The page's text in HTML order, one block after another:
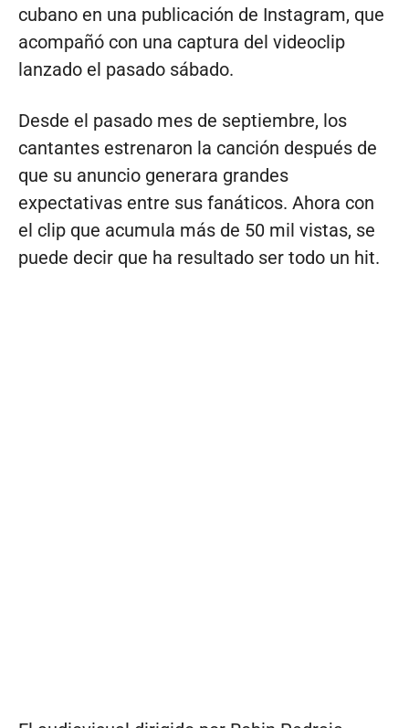
cubano en una publicación de Instagram, que
acompañó con una captura del videoclip
lanzado el pasado sábado.
Desde el pasado mes de septiembre, los
cantantes estrenaron la canción después de
que su anuncio generara grandes
expectativas entre sus fanáticos. Ahora con
el clip que acumula más de 50 mil vistas, se
puede decir que ha resultado ser todo un hit.